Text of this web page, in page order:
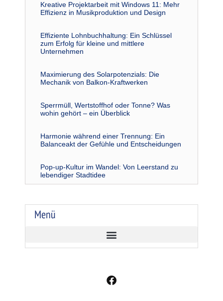
Kreative Projektarbeit mit Windows 11: Mehr
Effizienz in Musikproduktion und Design
Effiziente Lohnbuchhaltung: Ein Schlüssel
zum Erfolg für kleine und mittlere
Unternehmen
Maximierung des Solarpotenzials: Die
Mechanik von Balkon-Kraftwerken
Sperrmüll, Wertstoffhof oder Tonne? Was
wohin gehört – ein Überblick
Harmonie während einer Trennung: Ein
Balanceakt der Gefühle und Entscheidungen
Pop-up-Kultur im Wandel: Von Leerstand zu
lebendiger Stadtidee
Menü
F
a